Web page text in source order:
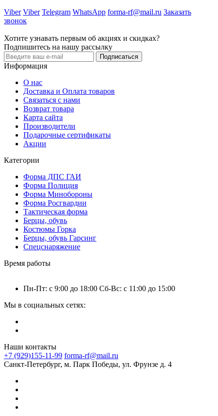
Viber Viber Telegram WhatsApp forma-rf@mail.ru Заказать
звонок
Хотите узнавать первым об акциях и скидках?
Подпишитесь на нашу рассылку
Подписаться
Информация
О нас
Доставка и Оплата товаров
Связаться с нами
Возврат товара
Карта сайта
Производители
Подарочные сертификаты
Акции
Категории
Форма ДПС ГАИ
Форма Полиция
Форма Минобороны
Форма Росгвардии
Тактическая форма
Берцы, обувь
Костюмы Горка
Берцы, обувь Гарсинг
Спецснаряжение
Время работы
Пн-Пт: с 9:00 до 18:00 Сб-Вс: с 11:00 до 15:00
Мы в социальных сетях:
Наши контакты
+7 (929)155-11-99 forma-rf@mail.ru
Санкт-Петербург, м. Парк Победы, ул. Фрунзе д. 4